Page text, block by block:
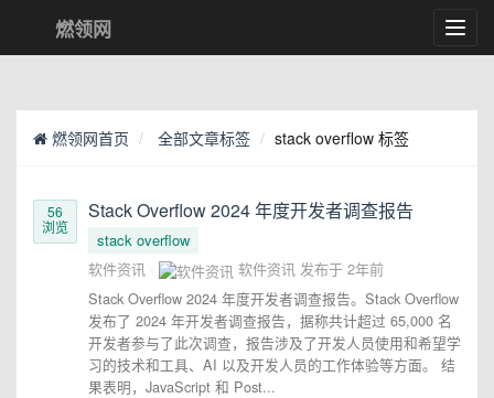
燃领网
燃领网首页 全部文章标签 stack overflow 标签
56
浏览
Stack Overflow 2024 年度开发者调查报告
stack overflow
软件资讯
软件资讯 发布于 2年前
Stack Overflow 2024 年度开发者调查报告。Stack Overflow
发布了 2024 年开发者调查报告，据称共计超过 65,000 名
开发者参与了此次调查，报告涉及了开发人员使用和希望学
习的技术和工具、AI 以及开发人员的工作体验等方面。 结
果表明，JavaScript 和 Post...